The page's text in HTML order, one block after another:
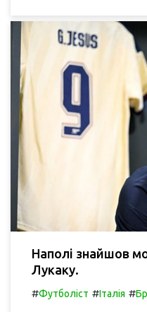
Наполі знайшов
Лукаку.
#Футболіст #Італія #